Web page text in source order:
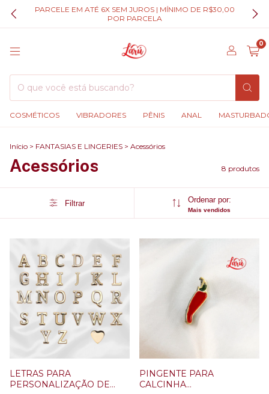
PARCELE EM ATÉ 6X SEM JUROS | MÍNIMO DE R$30,00
POR PARCELA
0
COSMÉTICOS VIBRADORES PÊNIS ANAL
Início > FANTASIAS E LINGERIES > Acessórios
Acessórios 8 produtos
Filtrar Ordenar por:
Mais vendidos
LETRAS PARA
PERSONALIZAÇÃO DE
PINGENTE PARA
CALCINHA